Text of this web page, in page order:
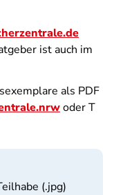
ist auch im
als PDF
oder T
(.jpg)